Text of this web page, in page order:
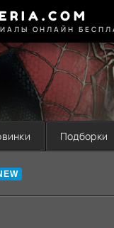
ОНЛАЙН
Подборки